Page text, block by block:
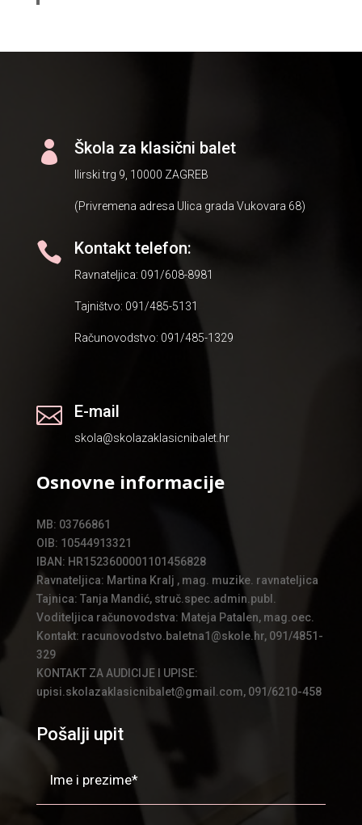
 Škola za klasični balet
Ilirski trg 9, 10000 ZAGREB
(Privremena adresa Ulica grada Vukovara 68)
 Kontakt telefon:
Ravnateljica: 091/608-8981
Tajništvo: 091/485-5131
Računovodstvo: 091/485-1329
 E-mail
skola@skolazaklasicnibalet.hr
Osnovne informacije
MB: 03766861
OIB: 10544913321
IBAN: HR1523600001101456828
Ravnateljica: Martina Kralj , mag. muzike. ravnateljica
Tajnica: Tanja Mandić, struč.spec.admin.publ.
Voditeljica računovodstva: Mateja Patalen, mag.oec.
Kontakt: racunovodstvo.baletna1@skole.hr, 091/4851-
329
KONTAKT ZA AUDICIJE I UPISE:
upisi.skolazaklasicnibalet@gmail.com, 091/6210-458
Pošalji upit